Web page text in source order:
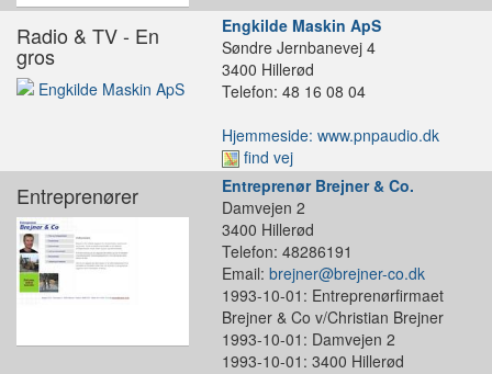
Radio & TV - En
gros
Engkilde Maskin ApS
Søndre Jernbanevej 4
3400 Hillerød
Telefon: 48 16 08 04
Hjemmeside: www.pnpaudio.dk
find vej
Entreprenører
Entreprenør Brejner & Co.
Damvejen 2
3400 Hillerød
Telefon: 48286191
Email: brejner@brejner-co.dk
1993-10-01: Entreprenørfirmaet
Brejner & Co v/Christian Brejner
1993-10-01: Damvejen 2
1993-10-01: 3400 Hillerød